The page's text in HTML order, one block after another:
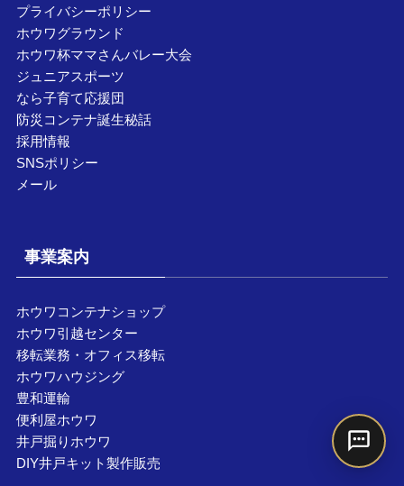
プライバシーポリシー
ホウワグラウンド
ホウワ杯ママさんバレー大会
ジュニアスポーツ
なら子育て応援団
防災コンテナ誕生秘話
採用情報
SNSポリシー
メール
事業案内
ホウワコンテナショップ
ホウワ引越センター
移転業務・オフィス移転
ホウワハウジング
豊和運輸
便利屋ホウワ
井戸掘りホウワ
DIY井戸キット製作販売